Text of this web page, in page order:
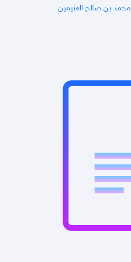
محمد بن صالح العثيمين